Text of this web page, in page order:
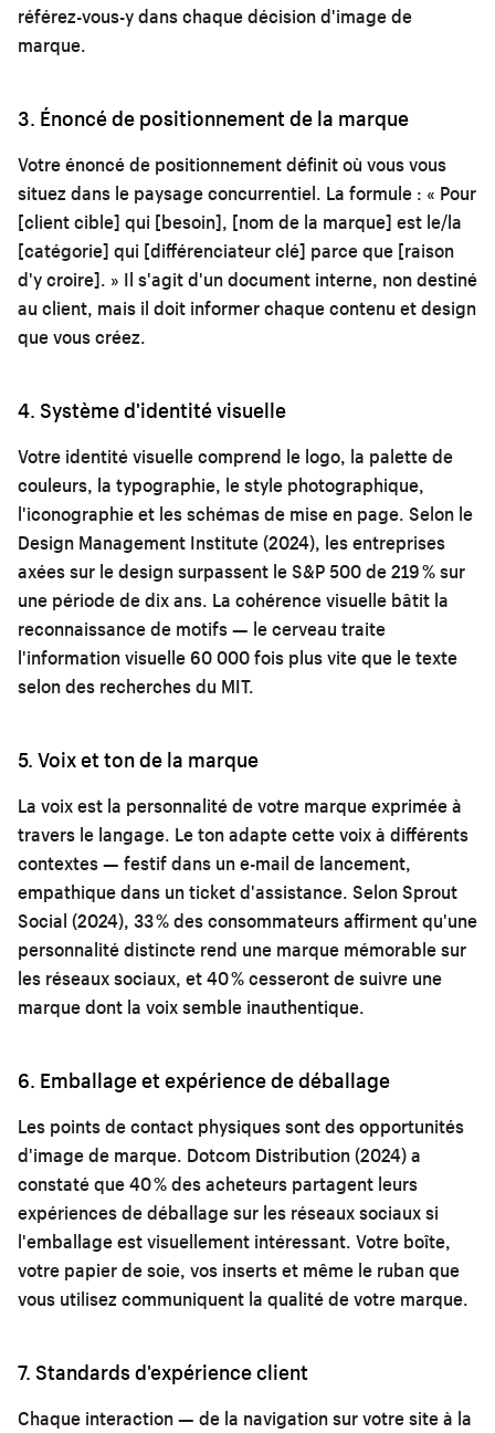
référez-vous-y dans chaque décision d'image de
marque.
3. Énoncé de positionnement de la marque
Votre énoncé de positionnement définit où vous vous
situez dans le paysage concurrentiel. La formule : « Pour
[client cible] qui [besoin], [nom de la marque] est le/la
[catégorie] qui [différenciateur clé] parce que [raison
d'y croire]. » Il s'agit d'un document interne, non destiné
au client, mais il doit informer chaque contenu et design
que vous créez.
4. Système d'identité visuelle
Votre identité visuelle comprend le logo, la palette de
couleurs, la typographie, le style photographique,
l'iconographie et les schémas de mise en page. Selon le
Design Management Institute (2024), les entreprises
axées sur le design surpassent le S&P 500 de 219 % sur
une période de dix ans. La cohérence visuelle bâtit la
reconnaissance de motifs — le cerveau traite
l'information visuelle 60 000 fois plus vite que le texte
selon des recherches du MIT.
5. Voix et ton de la marque
La voix est la personnalité de votre marque exprimée à
travers le langage. Le ton adapte cette voix à différents
contextes — festif dans un e-mail de lancement,
empathique dans un ticket d'assistance. Selon Sprout
Social (2024), 33 % des consommateurs affirment qu'une
personnalité distincte rend une marque mémorable sur
les réseaux sociaux, et 40 % cesseront de suivre une
marque dont la voix semble inauthentique.
6. Emballage et expérience de déballage
Les points de contact physiques sont des opportunités
d'image de marque. Dotcom Distribution (2024) a
constaté que 40 % des acheteurs partagent leurs
expériences de déballage sur les réseaux sociaux si
l'emballage est visuellement intéressant. Votre boîte,
votre papier de soie, vos inserts et même le ruban que
vous utilisez communiquent la qualité de votre marque.
7. Standards d'expérience client
Chaque interaction — de la navigation sur votre site à la